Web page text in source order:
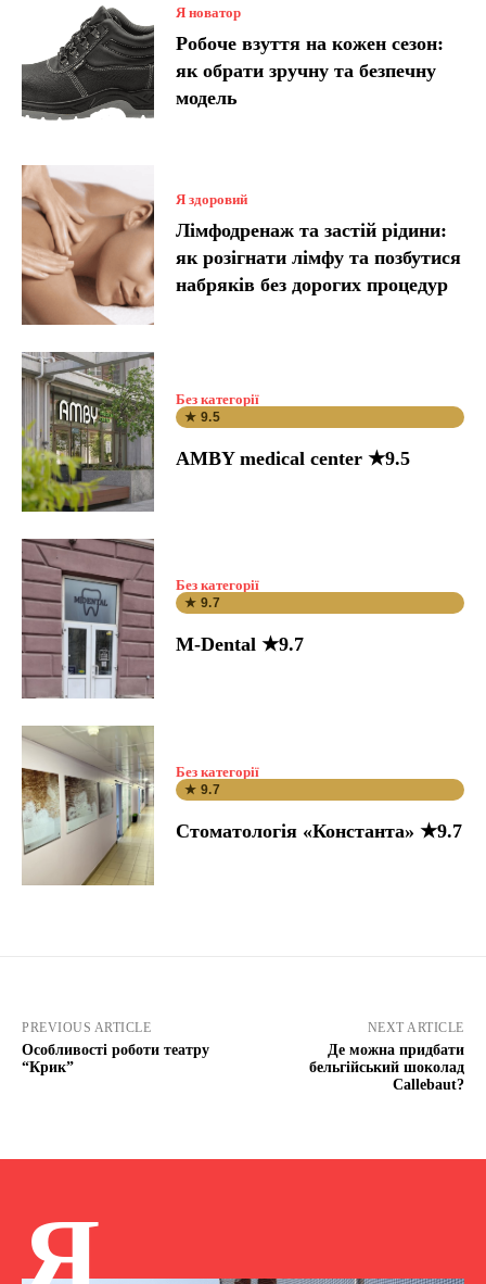
Я новатор
Робоче взуття на кожен сезон:
як обрати зручну та безпечну
модель
Я здоровий
Лімфодренаж та застій рідини:
як розігнати лімфу та позбутися
набряків без дорогих процедур
Без категорії
★ 9.5
AMBY medical center ★9.5
Без категорії
★ 9.7
M-Dental ★9.7
Без категорії
★ 9.7
Стоматологія «Константа» ★9.7
PREVIOUS ARTICLE
Особливості роботи театру
“Крик”
NEXT ARTICLE
Де можна придбати
бельгійський шоколад
Callebaut?
Я